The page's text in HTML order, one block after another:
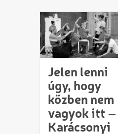
Jelen lenni
úgy, hogy
közben nem
vagyok itt –
Karácsonyi